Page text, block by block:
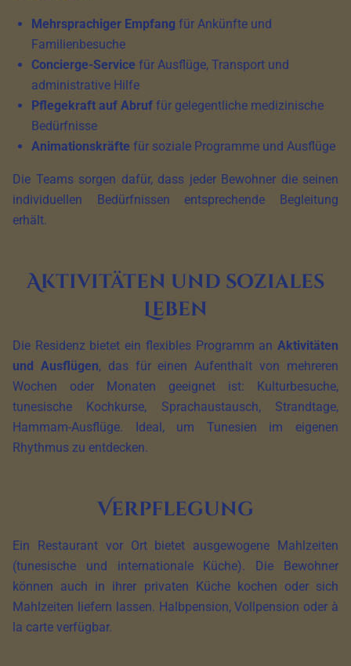
Mehrsprachiger Empfang für Ankünfte und
Familienbesuche
Concierge-Service für Ausflüge, Transport und
administrative Hilfe
Pflegekraft auf Abruf für gelegentliche medizinische
Bedürfnisse
Animationskräfte für soziale Programme und Ausflüge
Die Teams sorgen dafür, dass jeder Bewohner die seinen
individuellen Bedürfnissen entsprechende Begleitung
erhält.
Aktivitäten und soziales
Leben
Die Residenz bietet ein flexibles Programm an Aktivitäten
und Ausflügen, das für einen Aufenthalt von mehreren
Wochen oder Monaten geeignet ist: Kulturbesuche,
tunesische Kochkurse, Sprachaustausch, Strandtage,
Hammam-Ausflüge. Ideal, um Tunesien im eigenen
Rhythmus zu entdecken.
Verpflegung
Ein Restaurant vor Ort bietet ausgewogene Mahlzeiten
(tunesische und internationale Küche). Die Bewohner
können auch in ihrer privaten Küche kochen oder sich
Mahlzeiten liefern lassen. Halbpension, Vollpension oder à
la carte verfügbar.